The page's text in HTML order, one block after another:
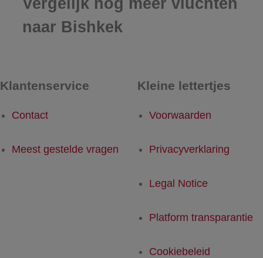
Vergelijk nog meer vluchten
naar Bishkek
Klantenservice
Contact
Meest gestelde vragen
Kleine lettertjes
Voorwaarden
Privacyverklaring
Legal Notice
Platform transparantie
Cookiebeleid